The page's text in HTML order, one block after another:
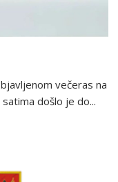
večeras na
došlo je do...